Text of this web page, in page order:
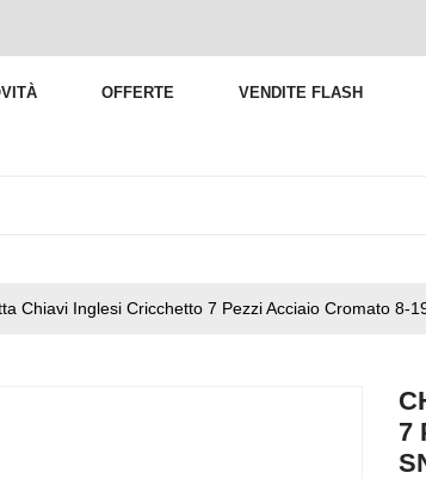
OFFERTE VENDITE FLASH
Chiavi Inglesi Cricchetto 7 Pezzi Acciaio Cromato 8-
7